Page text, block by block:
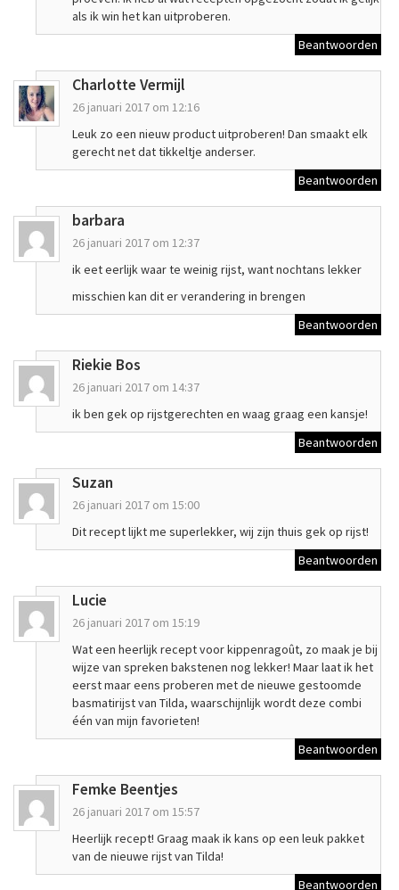
als ik win het kan uitproberen.
Beantwoorden
Charlotte Vermijl
26 januari 2017 om 12:16
Leuk zo een nieuw product uitproberen! Dan smaakt elk
gerecht net dat tikkeltje anderser.
Beantwoorden
barbara
26 januari 2017 om 12:37
ik eet eerlijk waar te weinig rijst, want nochtans lekker
misschien kan dit er verandering in brengen
Beantwoorden
Riekie Bos
26 januari 2017 om 14:37
ik ben gek op rijstgerechten en waag graag een kansje!
Beantwoorden
Suzan
26 januari 2017 om 15:00
Dit recept lijkt me superlekker, wij zijn thuis gek op rijst!
Beantwoorden
Lucie
26 januari 2017 om 15:19
Wat een heerlijk recept voor kippenragoût, zo maak je bij
wijze van spreken bakstenen nog lekker! Maar laat ik het
eerst maar eens proberen met de nieuwe gestoomde
basmatirijst van Tilda, waarschijnlijk wordt deze combi
één van mijn favorieten!
Beantwoorden
Femke Beentjes
26 januari 2017 om 15:57
Heerlijk recept! Graag maak ik kans op een leuk pakket
van de nieuwe rijst van Tilda!
Beantwoorden